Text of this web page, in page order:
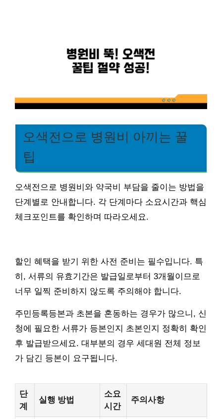
오색전으로 병원비 아끼는 꿀
팁
오색전으로 병원비와 약국비 부담을 줄이는 방법을
단계별로 안내합니다. 각 단계마다 소요시간과 핵심
체크포인트를 확인하며 따라오세요.
할인 혜택을 받기 위한 사전 준비는 필수입니다. 특
히, 서류의 유효기간은 발급일로부터 3개월이므로
너무 일찍 준비하지 않도록 주의해야 합니다.
주민등록등본과 초본을 혼동하는 경우가 많으니, 신
청에 필요한 서류가 등본인지 초본인지 정확히 확인
후 발급받으세요. 대부분의 경우 세대원 전체 정보
가 담긴 등본이 요구됩니다.
단
계
실행 방법
소요
시간
주의사항